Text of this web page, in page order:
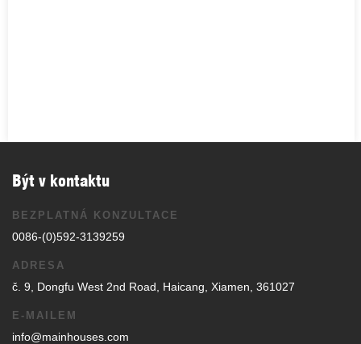
Být v kontaktu
BEZPLATNÁ KONZULTACE
0086-(0)592-3139259
ADRESA
č. 9, Dongfu West 2nd Road, Haicang, Xiamen, 361027
E-MAILEM
info@mainhouses.com